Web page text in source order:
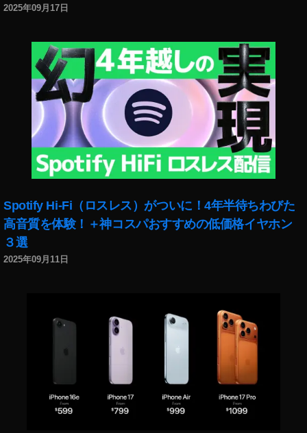
2025年09月17日
Spotify Hi-Fi（ロスレス）がついに！4年半待ちわびた
高音質を体験！＋神コスパおすすめの低価格イヤホン
３選
2025年09月11日